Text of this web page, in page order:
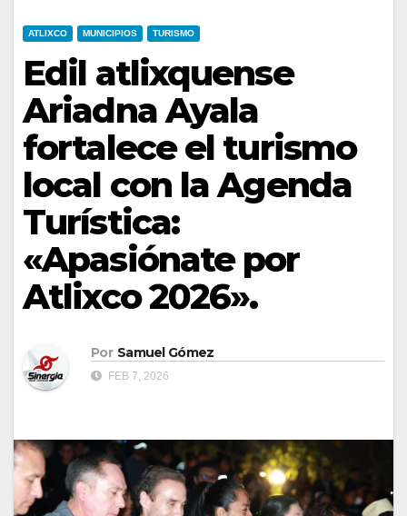
ATLIXCO MUNICIPIOS TURISMO
Edil atlixquense
Ariadna Ayala
fortalece el turismo
local con la Agenda
Turística:
«Apasiónate por
Atlixco 2026».
Por Samuel Gómez
FEB 7, 2026